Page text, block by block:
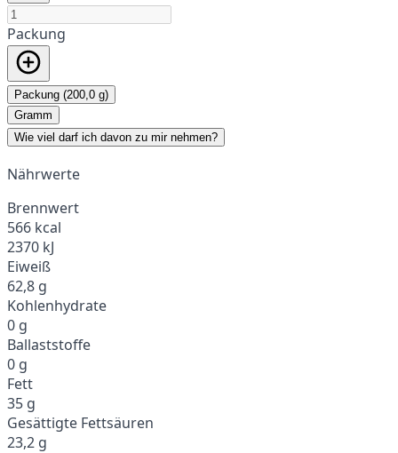
Packung
Packung (200,0 g)
Gramm
Wie viel darf ich davon zu mir nehmen?
Nährwerte
Brennwert
566 kcal
2370 kJ
Eiweiß
62,8 g
Kohlenhydrate
0 g
Ballaststoffe
0 g
Fett
35 g
Gesättigte Fettsäuren
23,2 g